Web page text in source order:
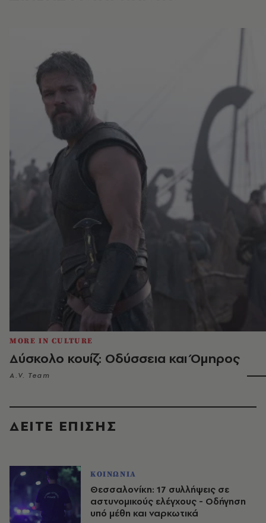
MORE IN CULTURE
Δύσκολο κουίζ: Οδύσσεια και Όμηρος
A.V. Team
ΔΕΙΤΕ ΕΠΙΣΗΣ
ΚΟΙΝΩΝΙΑ
Θεσσαλονίκη: 17 συλλήψεις σε
αστυνομικούς ελέγχους - Οδήγηση
υπό μέθη και ναρκωτικά